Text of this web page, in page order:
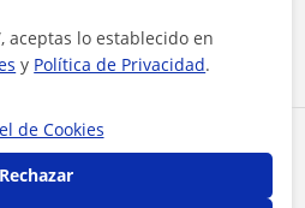
ahora
aceptas lo establecido en
y Política de Privacidad.
de Cookies
Rechazar